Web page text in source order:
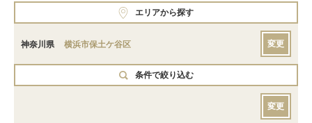
エリアから探す
神奈川県 横浜市保土ケ谷区 変更
条件で絞り込む
変更